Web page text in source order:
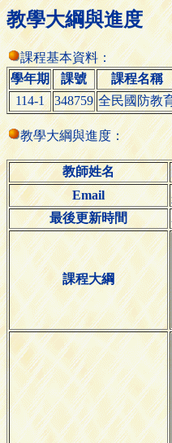
教學大綱與進度
課程基本資料：
學年期
課號 課程名稱
114-1
348759 全民國防教
教學大綱與進度：
教師姓名
Email
最後更新時間
課程大綱